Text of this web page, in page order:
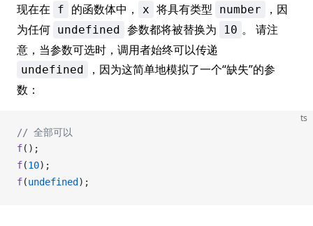
现在在 f 的函数体中， x 将具有类型 number
，因
为任何 undefined 参数都将被替换为 10 。 请注
意，当参数可选时，调用者始终可以传递
undefined
，因为这简单地模拟了一个“缺失”的参
数：
ts
// 全部可以
f();
f(10);
f(undefined );